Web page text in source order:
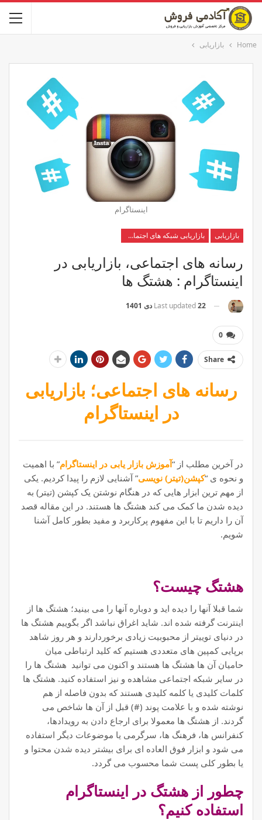
Home بازاریابی
اینستاگرام
بازاریابی بازاریابی شبکه های اجتماعی
رسانه های اجتماعی، بازاریابی در
اینستاگرام : هشتگ ها
Last updated22 دی 1401
0
Share
رسانه های اجتماعی؛ بازاریابی
در اینستاگرام
در آخرین مطلب از “آموزش بازار یابی در اینستاگرام” با اهمیت
و نحوه ی “کپشن(تیتر) نویسی” آشنایی لازم را پیدا کردیم. یکی
از مهم ترین ابزار هایی که در هنگام نوشتن یک کپشن (تیتر) به
دیده شدن ما کمک می کند هشتگ ها هستند. در این مقاله قصد
آن را داریم تا با این مفهوم پرکاربرد و مفید بطور کامل آشنا
شویم.
هشتگ چیست؟
شما قبلا آنها را دیده اید و دوباره آنها را می بینید؛ هشتگ ها از
اینترنت گرفته شده اند. شاید اغراق نباشد اگر بگوییم هشتگ ها
در دنیای توییتر از محبوبیت زیادی برخوردارند و هر روز شاهد
برپایی کمپین های متعددی هستیم که کلید ارتباطی میان
حامیان آن ها هشتگ ها هستند و اکنون می توانید هشتگ ها را
در سایر شبکه اجتماعی مشاهده و نیز استفاده کنید. هشتگ ها
کلمات کلیدی یا کلمه کلیدی هستند که بدون فاصله از هم
نوشته شده و با علامت پوند (#) قبل از آن ها شاخص می
گردند. از هشتگ ها معمولا برای ارجاع دادن به رویدادها،
کنفرانس ها، فرهنگ ها، سرگرمی یا موضوعات دیگر استفاده
می شود و ابزار فوق العاده ای برای بیشتر دیده شدن محتوا و
یا بطور کلی پست شما محسوب می گردد.
چطور از هشتگ در اینستاگرام
استفاده کنیم؟